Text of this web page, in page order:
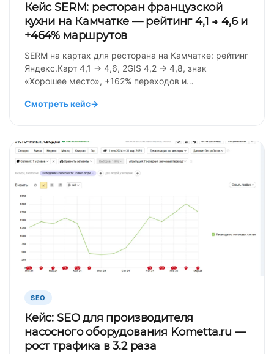
Кейс SERM: ресторан французской
кухни на Камчатке — рейтинг 4,1 → 4,6 и
+464% маршрутов
SERM на картах для ресторана на Камчатке: рейтинг
Яндекс.Карт 4,1 → 4,6, 2GIS 4,2 → 4,8, знак
«Хорошее место», +162% переходов и…
Смотреть кейс→
SEO
Кейс: SEO для производителя
насосного оборудования Kometta.ru —
рост трафика в 3.2 раза